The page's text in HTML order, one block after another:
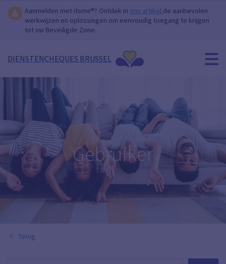
Aanmelden met itsme®? Ontdek in ons artikel de aanbevolen
werkwijzen en oplossingen om eenvoudig toegang te krijgen
tot uw Beveiligde Zone.
DIENSTENCHEQUES BRUSSEL
Gebruiker
Terug